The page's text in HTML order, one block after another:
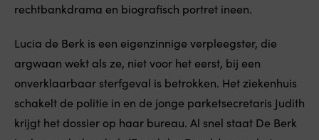
rechtbankdrama en biografisch portret ineen.
Lucia de Berk is een eigenzinnige verpleegster, die
argwaan wekt als ze, niet voor het eerst, bij een
onverklaarbaar sterfgeval is betrokken. Het ziekenhuis
schakelt de politie in en de jonge parketsecretaris Judith
krijgt het dossier op haar bureau. Al snel staat De Berk